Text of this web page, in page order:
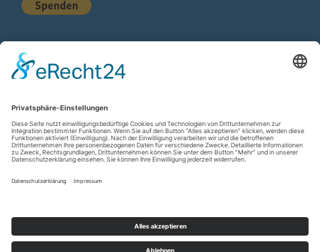
KURZSTATISTIK
Total Views:615.377
Besucher gesamt:225.408
Gesamt Beiträge: